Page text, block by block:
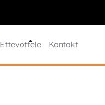
Ettevõttele Kontakt